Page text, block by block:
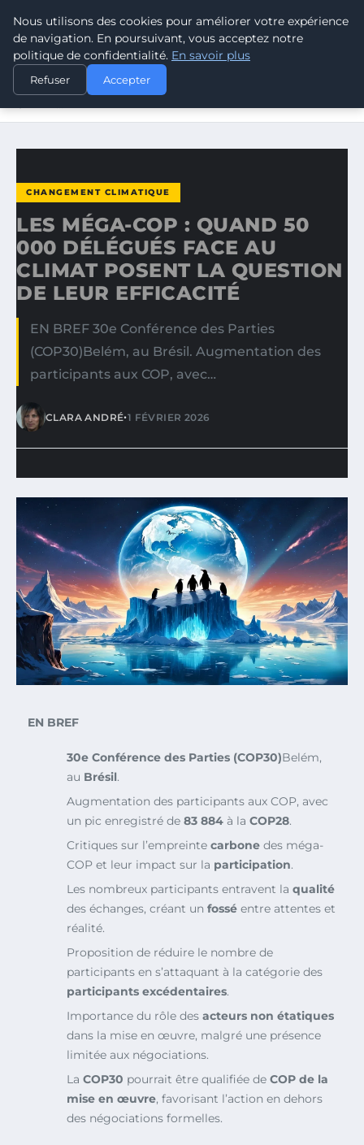
CLIMATE RESPONSE BLOG
ACCUEIL
CHANGEMENT CLIMATIQUE
LES MÉGA-COP : QUAND 50 000 DÉLÉGUÉS FACE AU
CHANGEMENT CLIMATIQUE
LES MÉGA-COP : QUAND 50
000 DÉLÉGUÉS FACE AU
CLIMAT POSENT LA QUESTION
DE LEUR EFFICACITÉ
EN BREF 30e Conférence des Parties
(COP30)Belém, au Brésil. Augmentation des
participants aux COP, avec…
CLARA ANDRÉ•1 FÉVRIER 2026
EN BREF
30e Conférence des Parties (COP30)Belém,
au Brésil.
Augmentation des participants aux COP, avec
un pic enregistré de 83 884 à la COP28.
Critiques sur l’empreinte carbone des méga-
COP et leur impact sur la participation.
Les nombreux participants entravent la qualité
des échanges, créant un fossé entre attentes et
réalité.
Proposition de réduire le nombre de
participants en s’attaquant à la catégorie des
participants excédentaires.
Importance du rôle des acteurs non étatiques
dans la mise en œuvre, malgré une présence
limitée aux négociations.
La COP30 pourrait être qualifiée de COP de la
mise en œuvre, favorisant l’action en dehors
des négociations formelles.
Nous utilisons des cookies pour améliorer votre expérience
de navigation. En poursuivant, vous acceptez notre
politique de confidentialité. En savoir plus
Refuser Accepter